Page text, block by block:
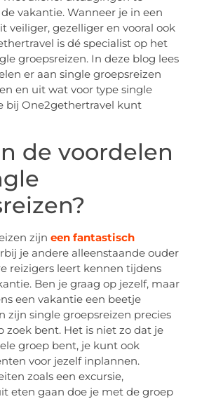
vakantie. Wanneer je in een
veiliger, gezelliger en vooral ook
is dé specialist op het
groepsreizen. In deze blog lees
er aan single groepsreizen
en uit wat voor type single
bij One2gethertravel kunt
de voordelen
zijn een fantastisch
je andere alleenstaande ouder
reizigers leert kennen tijdens
Ben je graag op jezelf, maar
een vakantie een beetje
zijn single groepsreizen precies
zoek bent. Het is niet zo dat je
groep bent, je kunt ook
voor jezelf inplannen.
zoals een excursie,
eten gaan doe je met de groep